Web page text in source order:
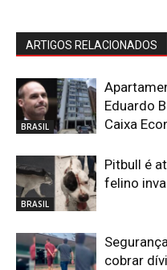
ARTIGOS RELACIONADOS
BRASIL
Eduardo
Caixa
BRASIL
Pitbull é
felino
cobrar